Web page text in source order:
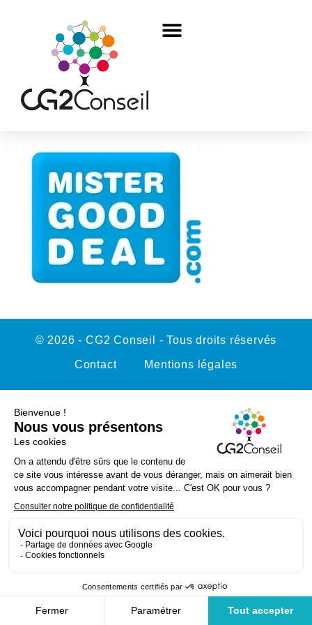
© 2026 - CG2 Conseil - Tous droits réservés
Contact Mentions légales